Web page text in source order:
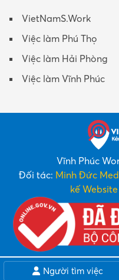
VietNamS.Work
Việc làm Phú Thọ
Việc làm Hải Phòng
Việc làm Vĩnh Phúc
Vĩnh Phúc
Đối tác: Minh Đức
kế Website
Người tìm việc